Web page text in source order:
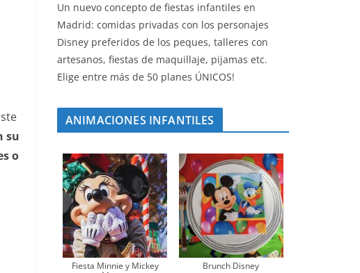
su
o
Un nuevo concepto de fiestas infantiles en
Madrid: comidas privadas con los personajes
Disney preferidos de los peques, talleres con
artesanos, fiestas de maquillaje, pijamas etc.
Elige entre más de 50 planes ÚNICOS!
ANIMACIONES INFANTILES
Fiesta Minnie y Mickey
Brunch Disney